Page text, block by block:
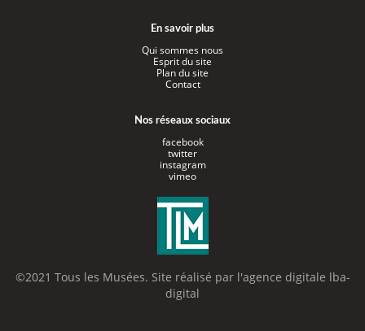
En savoir plus
Qui sommes nous
Esprit du site
Plan du site
Contact
Nos réseaux sociaux
facebook
twitter
instagram
vimeo
©2021 Tous les Musées. Site réalisé par l'agence digitale lba-
digital